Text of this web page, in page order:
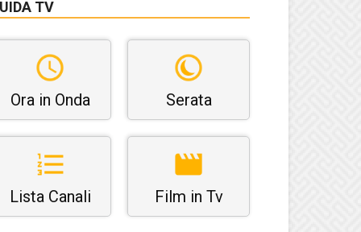
TV
Ora in Onda Serata
Lista Canali Film in Tv